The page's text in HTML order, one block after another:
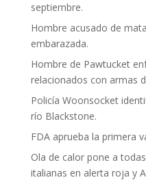
septiembre.
Hombre acusado de
embarazada.
Hombre de Pawtucket
relacionados con armas
Policía Woonsocket
río Blackstone.
FDA aprueba la primera
Ola de calor pone a
italianas en alerta roja y